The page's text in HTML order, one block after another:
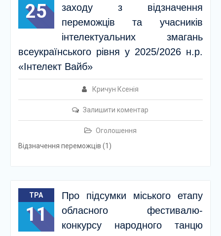
25
заходу з відзначення
переможців та учасників
інтелектуальних змагань
всеукраїнського рівня у 2025/2026 н.р.
«Інтелект Вайб»
Кричун Ксенія
Залишити коментар
Оголошення
Відзначення переможців (1)
ТРА
11
Про підсумки міського етапу
обласного фестивалю-
конкурсу народного танцю